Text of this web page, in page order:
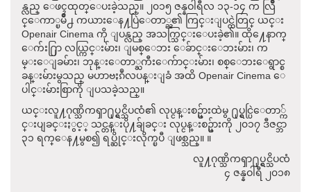
န္လည္ ေဖၚထုတ္ေပးခဲ့သည္။ ၂၀၁၅ ဇန္နဝါရီလ ၁၃-၁၄ က လြိဳ
င္ေကာ္ၿမိဳ႕ ကယားေန႔ပြဲေတာ္ည၏ ကြင္းျပင္ထဲတြင္ ယင္း
Openair Cinema ကို ျပန္လည္ အသက္သြင္းေပးခဲ့၏။ ထို႔ေနာက္
ေက်း႐ြာ လယ္ကြင္းမ်ား၊ ျမစ္ေဘး ေခ်ာင္းေဘးမ်ား၊ က
မ္းေျခမ်ား၊ ဘုန္းေတာ္ႀကီးေက်ာင္းမ်ား၊ စစ္ေဘးေရွာင္စ
ခန္းမ်ားမွသည္ မဟာဗႏၵဳလပန္းျခံ အထိ Openair Cinema ေ
ပါင္းမ်ားစြာကို ျပသခဲ့သည္။
ယင္းလူ႔ဂုဏ္သိကၡာ႐ုပ္ရွင္သိပၸံ၏ လုပ္ငန္းစဥ္မ်ားထဲမွ ႐ုပ္ရွင္ပြဲေတာ္က်
င္းပျခင္းႏွင့္ သင္တန္းပို႔ခ်ျခင္း လုပ္ငန္းစဥ္မ်ားကို ၂၀၁၇ ဒီဇင္ဘာ
၃၁ ရက္ေန႔မွစ၍ ရပ္ဆိုင္းလိုက္ၿပီ ျဖစ္သည္။ ။
လူ႔ဂုဏ္သိကၡာ႐ုပ္ရွင္သိပၸံ